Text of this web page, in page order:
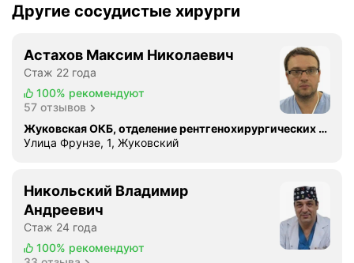
р
Другие сосудистые хирурги
Астахов Максим Николаевич
Стаж 22 года
100% рекомендуют
57 отзывов
Жуковская ОКБ, отделение рентгенохирургических методов диагностики и лечения
Улица Фрунзе, 1, Жуковский
Никольский Владимир
Андреевич
Стаж 24 года
100% рекомендуют